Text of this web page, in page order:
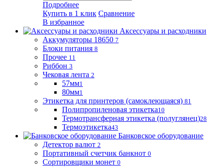
Подробнее
Купить в 1 клик Сравнение
В избранное
Аксессуары и расходники
Аккумуляторы 18650 7
Блоки питания 8
Прочее 11
Риббон 3
Чековая лента 2
57мм1
80мм1
Этикетка для принтеров (самоклеющаяся) 81
Полипропиленовая этикетка10
Термотрансферная этикетка (полуглянец)28
Термоэтикетка43
Банковское оборудование
Детектор валют 2
Портативный счетчик банкнот 0
Сортировщики монет 0